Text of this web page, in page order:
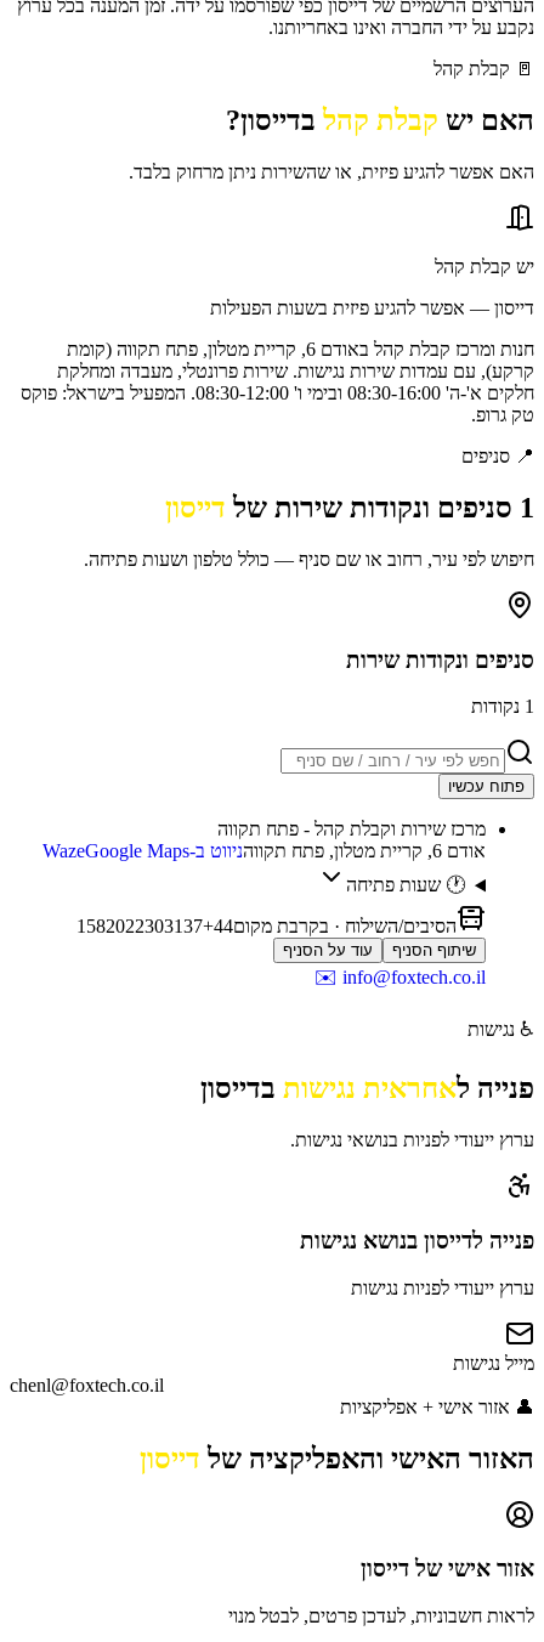
הערוצים הרשמיים של דייסון כפי שפורסמו על ידה. זמן המענה בכל ערוץ
נקבע על ידי החברה ואינו באחריותנו.
🚪 קבלת קהל
האם יש קבלת קהל בדייסון?
האם אפשר להגיע פיזית, או שהשירות ניתן מרחוק בלבד.
יש קבלת קהל
דייסון — אפשר להגיע פיזית בשעות הפעילות
חנות ומרכז קבלת קהל באודם 6, קריית מטלון, פתח תקווה (קומת
קרקע), עם עמדות שירות נגישות. שירות פרונטלי, מעבדה ומחלקת
חלקים א'-ה' 08:30-16:00 ובימי ו' 08:30-12:00. המפעיל בישראל: פוקס
טק גרופ.
📍 סניפים
1 סניפים ונקודות שירות של דייסון
חיפוש לפי עיר, רחוב או שם סניף — כולל טלפון ושעות פתיחה.
סניפים ונקודות שירות
1 נקודות
פתוח עכשיו
מרכז שירות וקבלת קהל - פתח תקווה
אודם 6, קריית מטלון, פתח תקווה
ניווט ב-WazeGoogle Maps
🕐 שעות פתיחה
הסיבים/השילוח · בקרבת מקום 1582022303137+44
שיתוף הסניף עוד על הסניף
✉️ info@foxtech.co.il
♿ נגישות
פנייה לאחראית נגישות בדייסון
ערוץ ייעודי לפניות בנושאי נגישות.
פנייה לדייסון בנושא נגישות
ערוץ ייעודי לפניות נגישות
מייל נגישות
chenl@foxtech.co.il
👤 אזור אישי + אפליקציות
האזור האישי והאפליקציה של דייסון
אזור אישי של דייסון
לראות חשבוניות, לעדכן פרטים, לבטל מנוי